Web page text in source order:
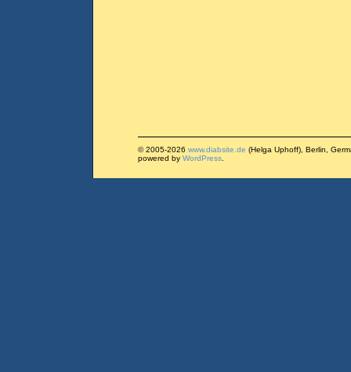
© 2005-2026 www.diabsite.de (Helga Uphoff), Berlin,
powered by WordPress.